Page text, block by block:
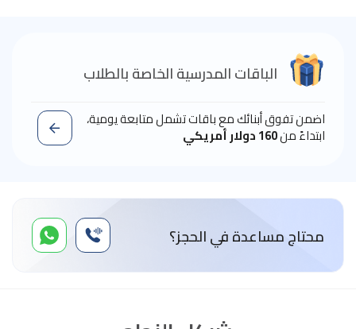
الباقات المدرسية الخاصة بالطلاب
اضمن تفوق أبنائك مع باقات تشمل متابعة يومية،
ابتداءً من160 دولار أمريكي
محتاج مساعدة في الحجز؟